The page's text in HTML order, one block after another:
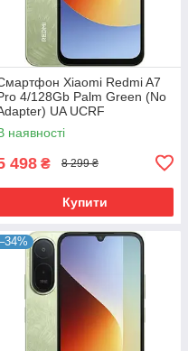
Xiaomi Redmi A7
4/128Gb Palm Green (No
UA UCRF
наявності
498 ₴ 8 299 ₴
Купити